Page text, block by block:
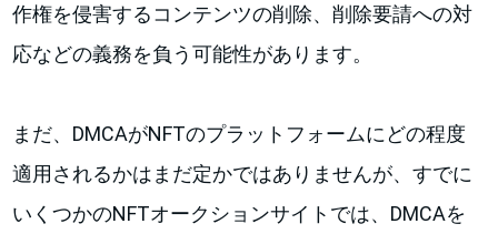
作権を侵害するコンテンツの削除、削除要請への対
応などの義務を負う可能性があります。
まだ、DMCAがNFTのプラットフォームにどの程度
適用されるかはまだ定かではありませんが、すでに
いくつかのNFTオークションサイトでは、DMCAを